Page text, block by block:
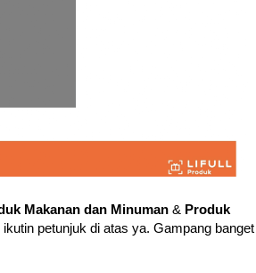
Makanan dan Minuman & Produk
petunjuk di atas ya. Gampang banget